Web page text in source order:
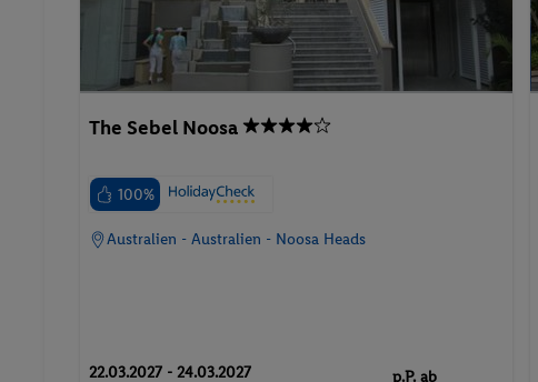
The Sebel Noosa
100%
Australien - Australien - Noosa Heads
22.03.2027 - 24.03.2027 p.P. ab